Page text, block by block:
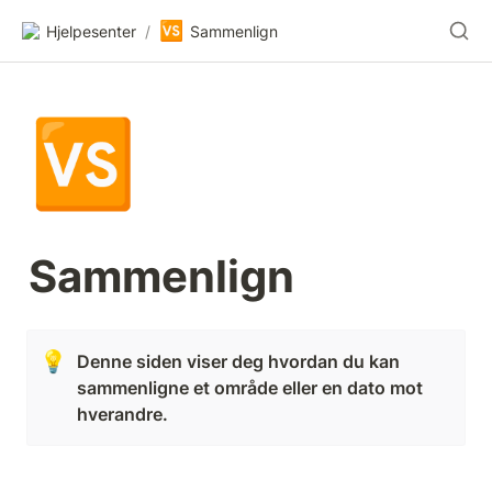
Hjelpesenter / 🆚 Sammenlign
🆚
Sammenlign
💡
Denne siden viser deg hvordan du kan
sammenligne et område eller en dato mot
hverandre.